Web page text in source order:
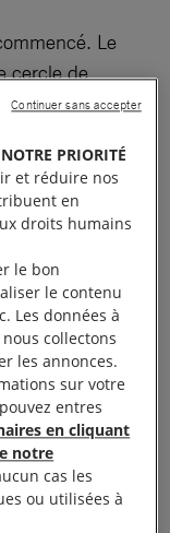
Le
cercle de
la
PRIORITÉ
et réduire nos
en
droits humains
le bon
le contenu
Les données à
collectons
les annonces.
sur votre
entres
en cliquant
notre
cas les
ou utilisées à
Continuer sans accepter